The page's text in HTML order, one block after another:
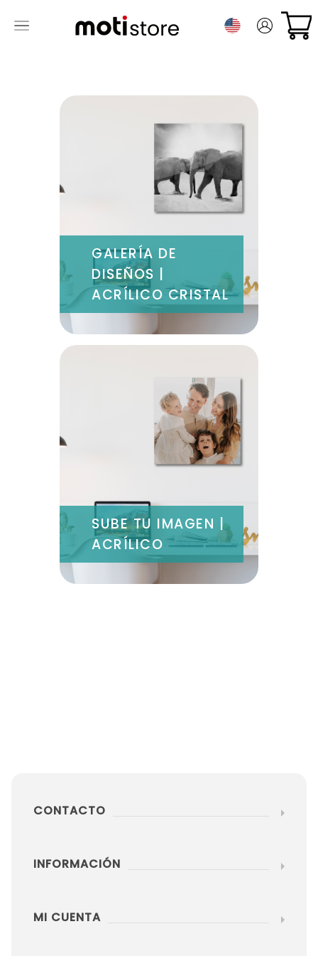
GALERÍA DE
DISEÑOS |
ACRÍLICO CRISTAL
SUBE TU IMAGEN |
ACRÍLICO
CONTACTO
INFORMACIÓN
MI CUENTA